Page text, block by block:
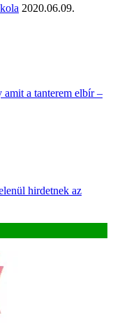
2020.06.09.
a tanterem elbír –
hirdetnek az